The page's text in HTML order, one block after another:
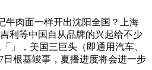
牛肉面一样开出沈阳全国？上海
利等中国自从品牌的兴起给不少
」，美国三巨头（即通用汽车、
根基竣事，夏播进度将会进一步